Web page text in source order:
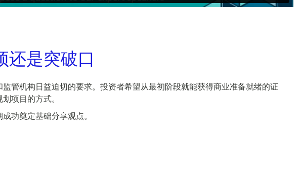
还是突破口
管机构日益迫切的要求。投资者希望从最初阶段就能获得商业准备就绪的证
项目的方式。
功奠定基础分享观点。